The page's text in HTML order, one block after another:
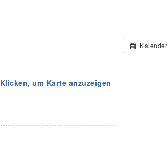
Kalender
Klicken, um Karte anzuzeigen